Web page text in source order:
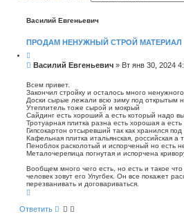
сш
е
ы
о
и
с
к
Василий Евгеньевич
ПРОДАМ НЕНУЖНЫЙ СТРОЙ МАТЕРИАЛ
С
о
б
щ
е
н
и
е
Василий Евгеньевич » Вт янв 30, 2024
Всем привет.
Закончил стройку и осталось много
Доски сырые лежали всю зиму под открытым
Утеплитель тоже сырой и мокрый
Сайдинг есть хороший а есть который надо
Тротуарная плитка разна есть хорошая а есть
Гипсокартон отсыревший так как хранился
Кафельная плитка итальянская, российская а
Пеноблок расколотый и испорченый но есть
Металочерепица погнутая и испорчена
Вообщем много чего есть, но есть и такое
человек зовут его Улугбек. Он все покажет
перезванивать и договариваться.
н
Ответить